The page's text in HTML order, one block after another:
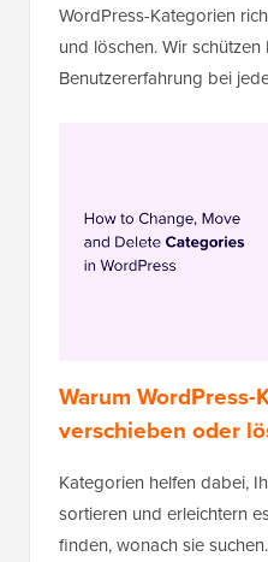
WordPress-Kategorien
und löschen. Wir
Benutzererfahrung bei
Warum
verschieben oder
Kategorien helfen dabei,
sortieren und erleichtern
finden, wonach sie